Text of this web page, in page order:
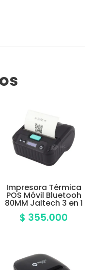
Impresora Térmica
POS Móvil Bluetooh
80MM Jaltech 3 en 1
$ 355.000